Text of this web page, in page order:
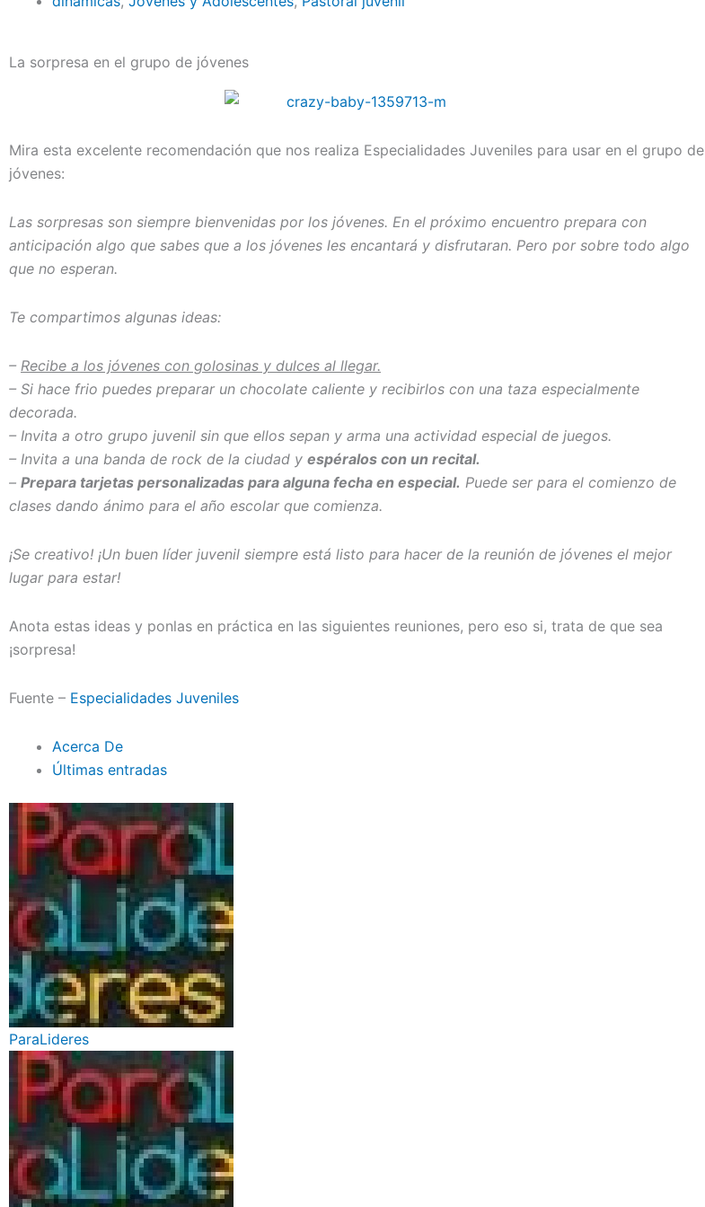
La sorpresa en el grupo de jóvenes
Mira esta excelente recomendación que nos realiza Especialidades Juveniles para usar en el grupo de
jóvenes:
Las sorpresas son siempre bienvenidas por los jóvenes. En el próximo encuentro prepara con
anticipación algo que sabes que a los jóvenes les encantará y disfrutaran. Pero por sobre todo algo
que no esperan.
Te compartimos algunas ideas:
– Recibe a los jóvenes con golosinas y dulces al llegar.
– Si hace frio puedes preparar un chocolate caliente y recibirlos con una taza especialmente
decorada.
– Invita a otro grupo juvenil sin que ellos sepan y arma una actividad especial de juegos.
– Invita a una banda de rock de la ciudad y espéralos con un recital.
– Prepara tarjetas personalizadas para alguna fecha en especial. Puede ser para el comienzo de
clases dando ánimo para el año escolar que comienza.
¡Se creativo! ¡Un buen líder juvenil siempre está listo para hacer de la reunión de jóvenes el mejor
lugar para estar!
Anota estas ideas y ponlas en práctica en las siguientes reuniones, pero eso si, trata de que sea
¡sorpresa!
Fuente – Especialidades Juveniles
Acerca De
Últimas entradas
ParaLideres